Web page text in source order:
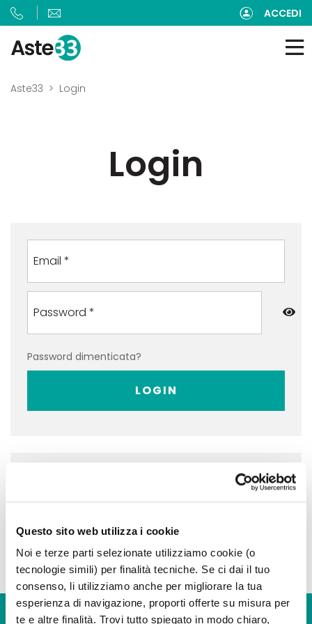
Questo sito web utilizza i cookie
Noi e terze parti selezionate utilizziamo cookie (o
tecnologie simili) per finalità tecniche. Se ci dai il tuo
consenso, li utilizziamo anche per migliorare la tua
esperienza di navigazione, proporti offerte su misura per
te e altre finalità. Trovi tutto spiegato in modo chiaro,
ACCEDI
Aste33 Login
Login
Password dimenticata?
LOGIN